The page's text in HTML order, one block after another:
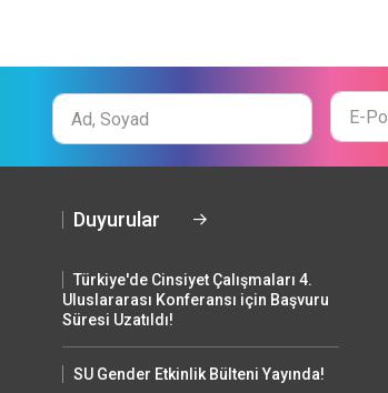
Ad
Soyad
E-
Mail
Duyurular
Türkiye'de Cinsiyet Çalışmaları 4.
Uluslararası Konferansı için Başvuru
Süresi Uzatıldı!
SU Gender Etkinlik Bülteni Yayında!